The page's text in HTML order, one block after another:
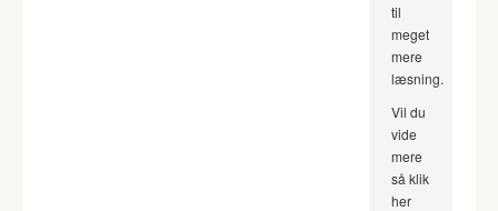
til
meget
mere
læsning.
Vil du
vide
mere
så klik
her